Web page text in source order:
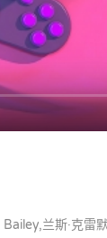
兰斯·克雷